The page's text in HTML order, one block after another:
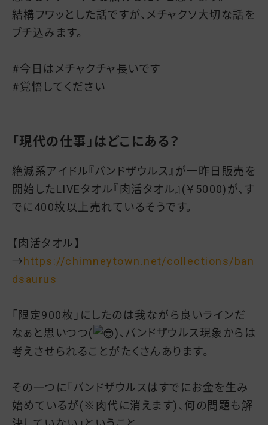
結構フワッとした話ですが、メチャクソ大切な話を
ブチ込みます。
#今日はメチャクチャ長いです
#覚悟してください
「現代の仕事」はどこにある？
絶滅系アイドル『バンドザウルス』が一昨日販売を
開始したLIVEタオル『肉活タオル』(￥5000)が、す
でに400枚以上売れているそうです。
【肉活タオル】
→https://chimneytown.net/collections/ban
dsaurus
「限定900枚」にしたのは我ながら良いラインだ
なぁと思いつつ(
)、バンドザウルス現象からは
考えさせられることがたくさんあります。
その一つに「バンドザウルスはすでにお金を生み
始めているが(※肉代に消えます)、何の問題も解